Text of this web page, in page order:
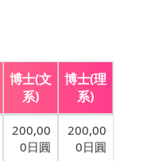
博士(文
系)
博士(理
系)
200,00
0日圓
200,00
0日圓